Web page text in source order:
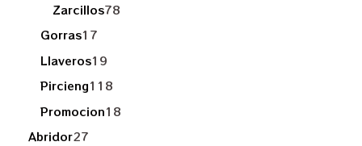
Zarcillos78
Gorras17
Llaveros19
Pircieng118
Promocion18
Abridor27